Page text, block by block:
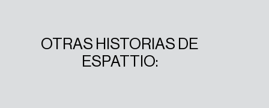
OTRAS HISTORIAS DE
ESPATTIO: